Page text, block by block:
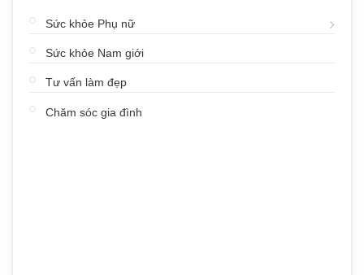
Sức khỏe Phụ nữ
Sức khỏe Nam giới
Tư vấn làm đẹp
Chăm sóc gia đình